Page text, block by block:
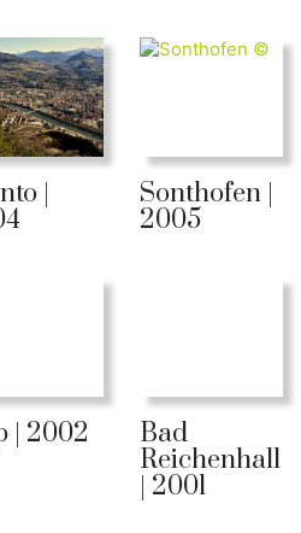
|
Sonthofen |
2005
| 2002
Bad
Reichenhall
| 2001